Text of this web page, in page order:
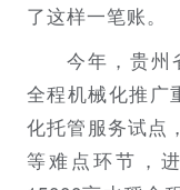
了这样一笔账。
今年，贵州
全程机械化推广
化托管服务试点
等难点环节，